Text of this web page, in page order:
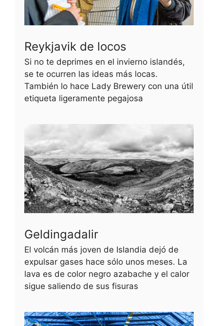
Reykjavik de locos
Si no te deprimes en el invierno islandés,
se te ocurren las ideas más locas.
También lo hace Lady Brewery con una útil
etiqueta ligeramente pegajosa
Geldingadalir
El volcán más joven de Islandia dejó de
expulsar gases hace sólo unos meses. La
lava es de color negro azabache y el calor
sigue saliendo de sus fisuras